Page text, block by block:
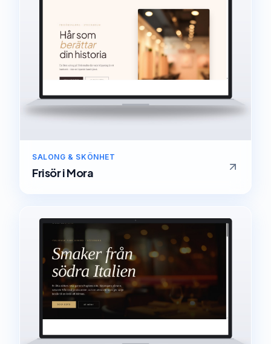
SALONG & SKÖNHET
FrisöriMora